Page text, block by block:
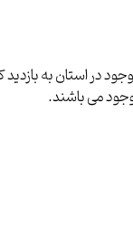
استان به بازدید
می باشند.